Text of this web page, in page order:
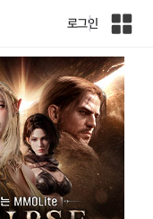
로그인
인
전
체
사
이
트
맵